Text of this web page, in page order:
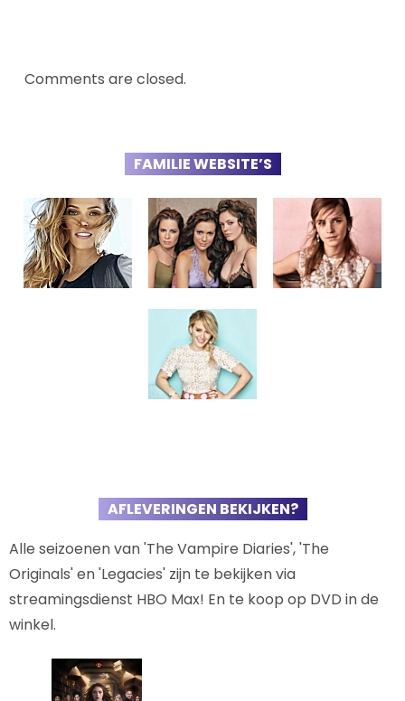
Comments are closed.
FAMILIE WEBSITE’S
AFLEVERINGEN BEKIJKEN?
Alle seizoenen van 'The Vampire Diaries', 'The
Originals' en 'Legacies' zijn te bekijken via
streamingsdienst HBO Max! En te koop op DVD in de
winkel.